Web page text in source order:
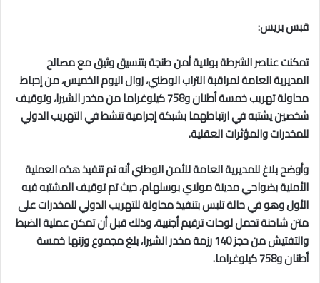
قبس بريس:
تمكنت عناصر الشرطة بولاية أمن طنجة بتنسيق وثيق مع مصالح
المديرية العامة لمراقبة التراب الوطني، زوال اليوم الخميس، من إحباط
محاولة تهريب خمسة أطنان و758 كيلوغراما من مخدر الشيرا، وتوقيف
شخصين يشتبه في ارتباطهما بشبكة إجرامية تنشط في التهريب الدولي
للمخدرات والمؤثرات العقلية.
وأوضح بلاغ للمديرية العامة للأمن الوطني أنه تم تنفيذ هذه العملية
الأمنية بضواحي مدينة مولاي بوسلهام، حيث تم توقيف المشتبه فيه
الأول وهو في حالة تلبس بتنفيذ محاولة للتهريب الدولي للمخدرات على
متن شاحنة تحمل لوحات ترقيم أجنبية، وذلك قبل أن تمكن عملية الضبط
والتفتيش من حجز 140 رزمة مخدر الشيرا، بلغ مجموع وزنها خمسة
أطنان و758 كيلوغراما.